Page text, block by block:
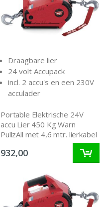
Draagbare lier
24 volt Accupack
incl. 2 accu's en een 230V
acculader
Portable Elektrische 24V
accu Lier 450 Kg Warn
PullzAll met 4,6 mtr. lierkabel
932,00